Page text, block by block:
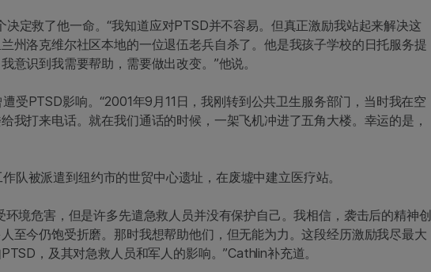
决定救了他一命。“我知道应对PTSD并不容易。但真正激励我站起来解决这
州洛克维尔社区本地的一位退伍老兵自杀了。他是我孩子学校的日托服务提
意识到我需要帮助，需要做出改变。”他说。
受PTSD影响。“2001年9月11日，我刚转到公共卫生服务部门，当时我在空
我打来电话。就在我们通话的时候，一架飞机冲进了五角大楼。幸运的是，
队被派遣到纽约市的世贸中心遗址，在废墟中建立医疗站。
环境危害，但是许多先遣急救人员并没有保护自己。我相信，袭击后的精神创
至今仍饱受折磨。那时我想帮助他们，但无能为力。这段经历激励我尽最大
，及其对急救人员和军人的影响。”Cathlin补充道。